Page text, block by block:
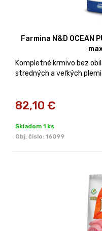
Farmina N&D OCEAN
Kompletné krmivo bez
stredných a veľkých
82,10 €
Skladom 1 ks
Obj. čislo: 16099